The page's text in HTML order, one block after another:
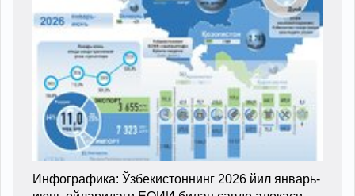
Инфографика: Ўзбекистоннинг 2026 йил январь-